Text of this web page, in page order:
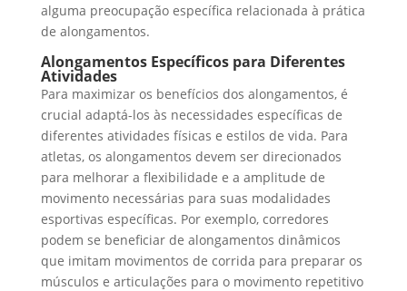
alguma preocupação específica relacionada à prática
de alongamentos.
Alongamentos Específicos para Diferentes
Atividades
Para maximizar os benefícios dos alongamentos, é
crucial adaptá-los às necessidades específicas de
diferentes atividades físicas e estilos de vida. Para
atletas, os alongamentos devem ser direcionados
para melhorar a flexibilidade e a amplitude de
movimento necessárias para suas modalidades
esportivas específicas. Por exemplo, corredores
podem se beneficiar de alongamentos dinâmicos
que imitam movimentos de corrida para preparar os
músculos e articulações para o movimento repetitivo